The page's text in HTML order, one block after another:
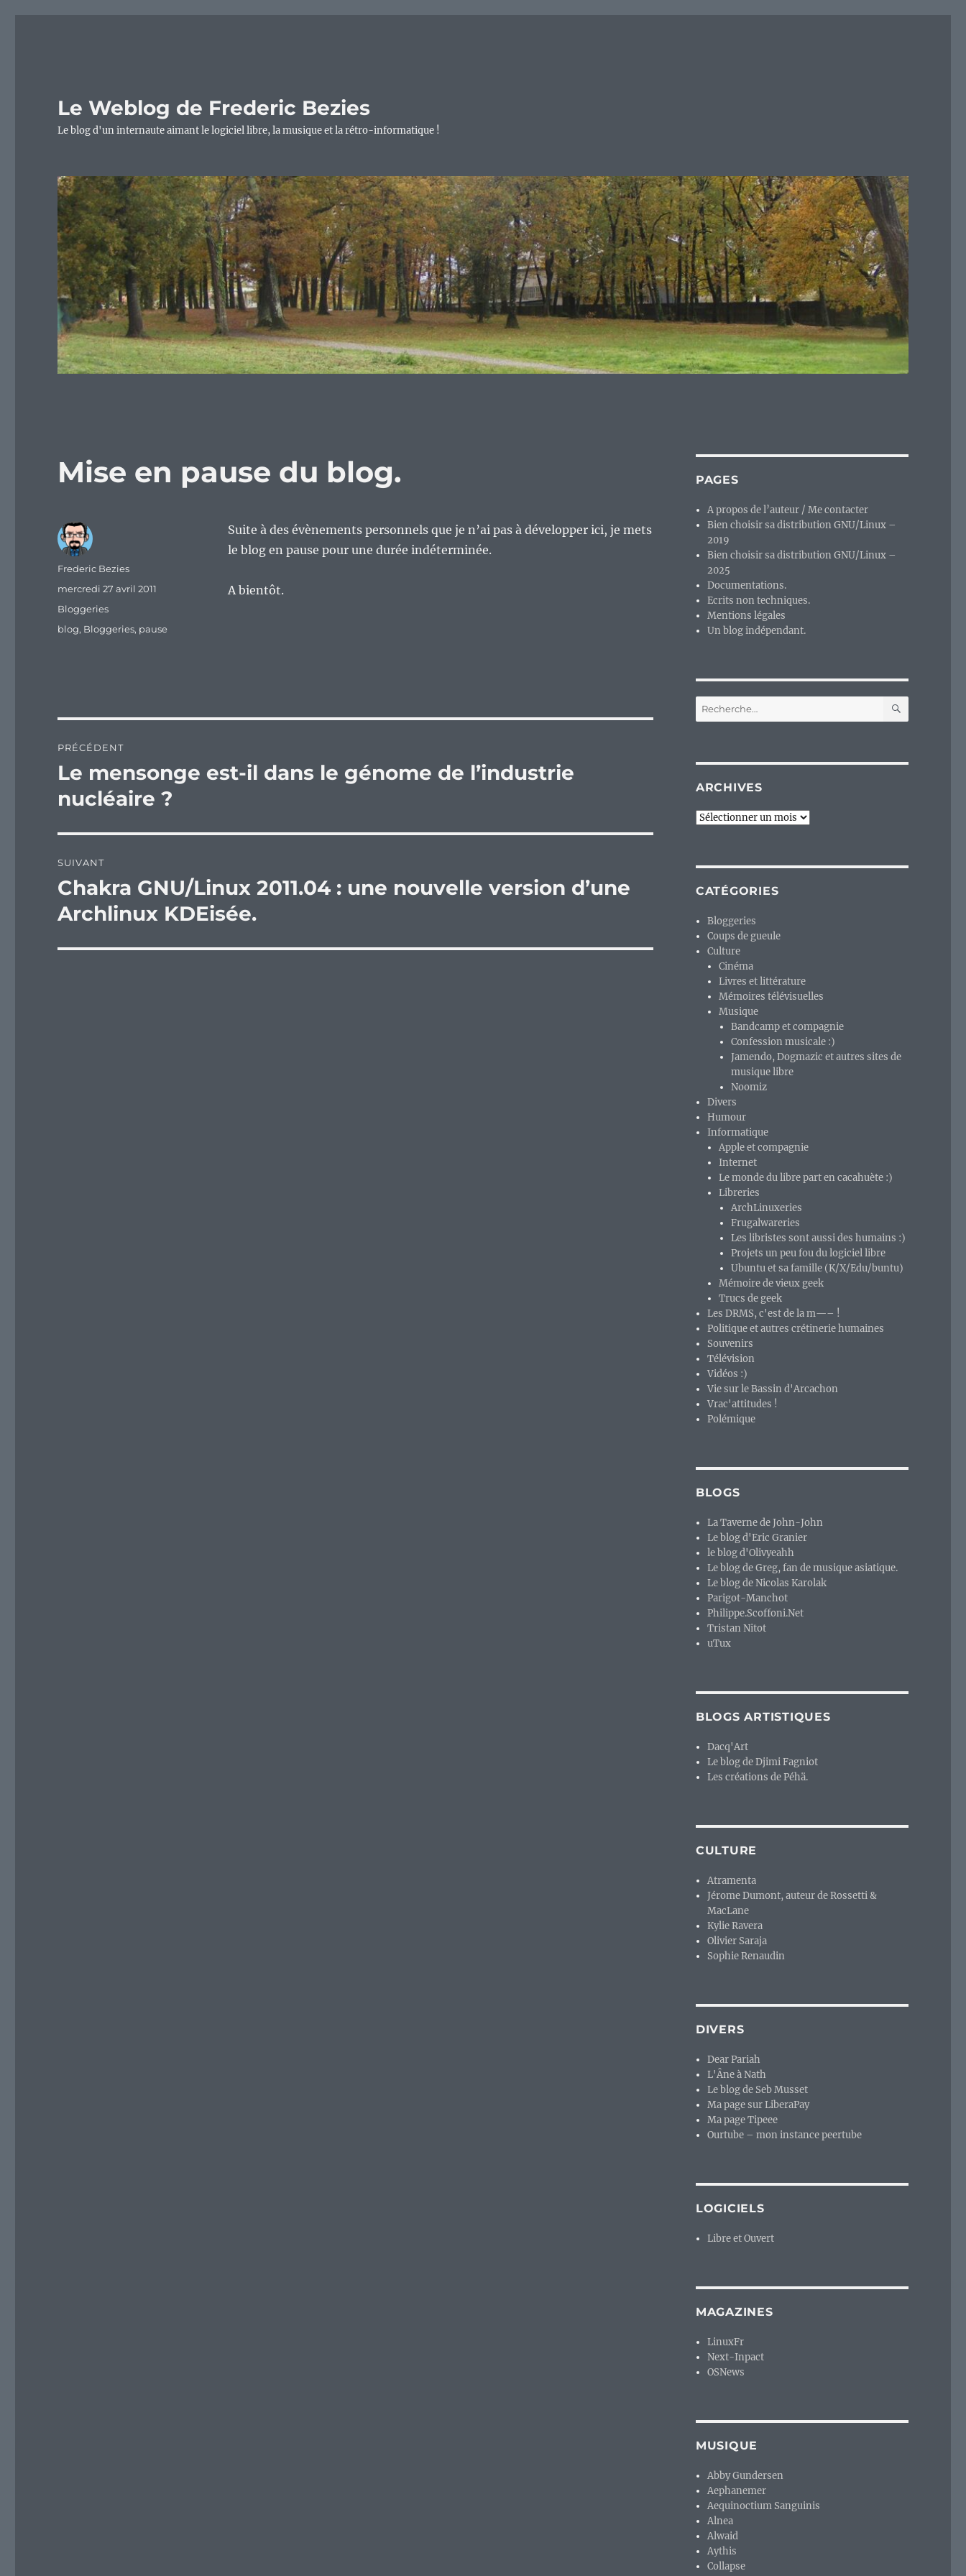
Le Weblog de Frederic Bezies
Le blog d'un internaute aimant le logiciel libre, la musique et la rétro-informatique !
Mise en pause du blog.
Suite à des évènements personnels que je n’ai pas à développer ici, je mets
le blog en pause pour une durée indéterminée.
A bientôt.
Auteur
Frederic Bezies
Publié
le
mercredi 27 avril 2011
Catégories
Bloggeries
Étiquettes
blog, Bloggeries, pause
de
l’article
PRÉCÉDENT
Publication
précédente :
Le mensonge est-il dans le génome de l’industrie
nucléaire ?
SUIVANT
Publication
suivante :
Chakra GNU/Linux 2011.04 : une nouvelle version d’une
Archlinux KDEisée.
PAGES
A propos de l’auteur / Me contacter
Bien choisir sa distribution GNU/Linux –
2019
Bien choisir sa distribution GNU/Linux –
2025
Documentations.
Ecrits non techniques.
Mentions légales
Un blog indépendant.
Recherche
pour :
ARCHIVES
Archives
CATÉGORIES
Bloggeries
Coups de gueule
Culture
Cinéma
Livres et littérature
Mémoires télévisuelles
Musique
Bandcamp et compagnie
Confession musicale :)
Jamendo, Dogmazic et autres sites de
musique libre
Noomiz
Divers
Humour
Informatique
Apple et compagnie
Internet
Le monde du libre part en cacahuète :)
Libreries
ArchLinuxeries
Frugalwareries
Les libristes sont aussi des humains :)
Projets un peu fou du logiciel libre
Ubuntu et sa famille (K/X/Edu/buntu)
Mémoire de vieux geek
Trucs de geek
Les DRMS, c'est de la m—– !
Politique et autres crétinerie humaines
Souvenirs
Télévision
Vidéos :)
Vie sur le Bassin d'Arcachon
Vrac'attitudes !
Polémique
BLOGS
La Taverne de John-John
Le blog d'Eric Granier
le blog d'Olivyeahh
Le blog de Greg, fan de musique asiatique.
Le blog de Nicolas Karolak
Parigot-Manchot
Philippe.Scoffoni.Net
Tristan Nitot
uTux
BLOGS ARTISTIQUES
Dacq'Art
Le blog de Djimi Fagniot
Les créations de Péhä.
CULTURE
Atramenta
Jérome Dumont, auteur de Rossetti &
MacLane
Kylie Ravera
Olivier Saraja
Sophie Renaudin
DIVERS
Dear Pariah
L'Âne à Nath
Le blog de Seb Musset
Ma page sur LiberaPay
Ma page Tipeee
Ourtube – mon instance peertube
LOGICIELS
Libre et Ouvert
MAGAZINES
LinuxFr
Next-Inpact
OSNews
MUSIQUE
Abby Gundersen
Aephanemer
Aequinoctium Sanguinis
Alnea
Alwaid
Aythis
Collapse